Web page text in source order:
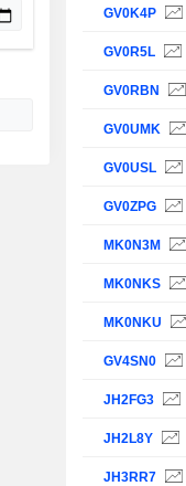
GV0K4P
GV0R5L
GV0RBN
GV0UMK
GV0USL
GV0ZPG
MK0N3M
MK0NKS
MK0NKU
GV4SN0
JH2FG3
JH2L8Y
JH3RR7